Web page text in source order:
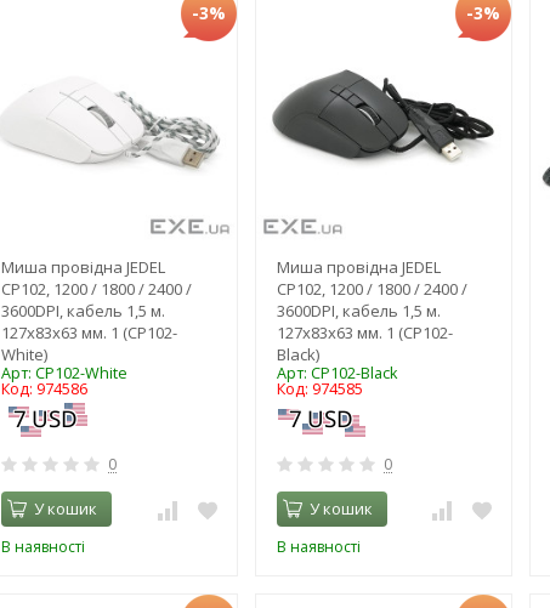
-3%
Миша провідна JEDEL
CP102, 1200 / 1800 / 2400 /
3600DPI, кабель 1,5 м.
127x83x63 мм. 1 (CP102-
White)
Арт: CP102-White
Код: 974586
0
У кошик
В наявності
-3%
Миша провідна JEDEL
CP102, 1200 / 1800 / 2400 /
3600DPI, кабель 1,5 м.
127x83x63 мм. 1 (CP102-
Black)
Арт: CP102-Black
Код: 974585
0
У кошик
В наявності